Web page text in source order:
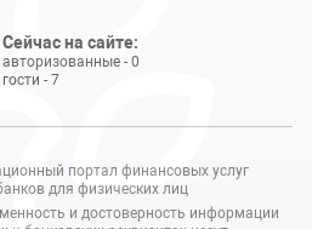
Сейчас на сайте:
авторизованные - 0
гости - 7
портал финансовых услуг
для физических лиц
и достоверность информации